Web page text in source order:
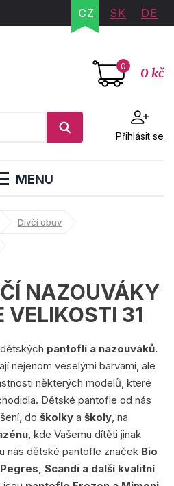
CZ SK DE
0 0 kč
Přihlásit se
MENU
Dívčí obuv
NAZOUVÁKY
VELIKOSTI 31
pantoflí a nazouváků.
nejenom veselými barvami, ale
některých modelů, které
Dětské pantofle od nás
do školky a školy, na
, kde Vašemu dítěti jinak
nás dětské pantofle značek Bio
Scandi a další kvalitní